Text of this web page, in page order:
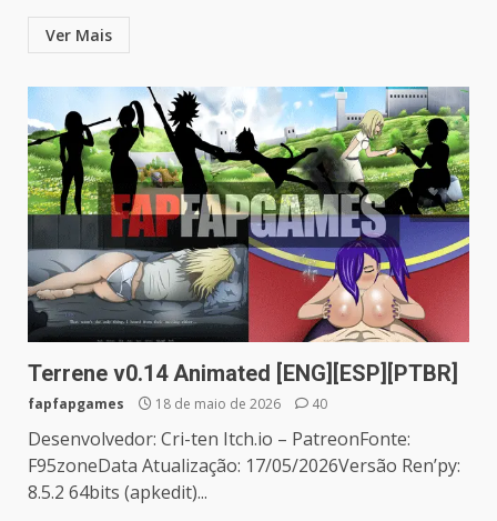
Ver Mais
Terrene v0.14 Animated [ENG][ESP][PTBR]
fapfapgames 18 de maio de 2026 40
Desenvolvedor: Cri-ten Itch.io – PatreonFonte:
F95zoneData Atualização: 17/05/2026Versão Ren’py:
8.5.2 64bits (apkedit)...